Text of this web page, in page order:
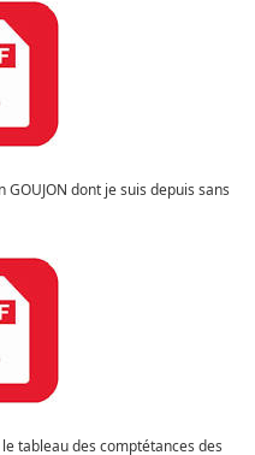
dont je suis depuis sans
tableau des comptétances des